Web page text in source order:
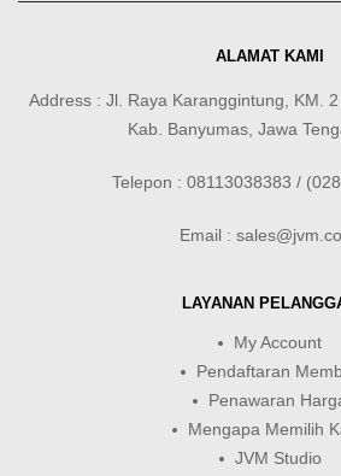
ALAMAT KAMI
Address : Jl. Raya Karanggintung, KM.
Kab. Banyumas, Jawa
Telepon : 08113038383 /
Email :
LAYANAN
My Account
Pendaftaran
Penawaran
Mengapa Memilih
JVM Studio